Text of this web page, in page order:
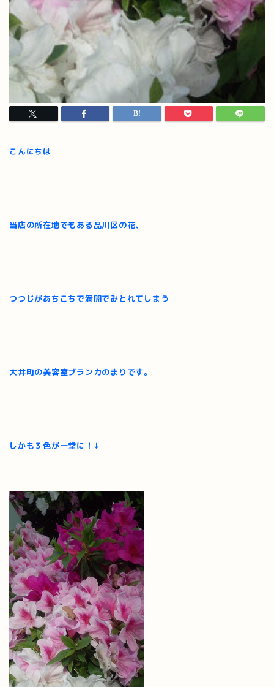
こんにちは
当店の所在地でもある品川区の花、
つつじがあちこちで満開でみとれてしまう
大井町の美容室ブランカのまりです。
しかも３色が一堂に！↓